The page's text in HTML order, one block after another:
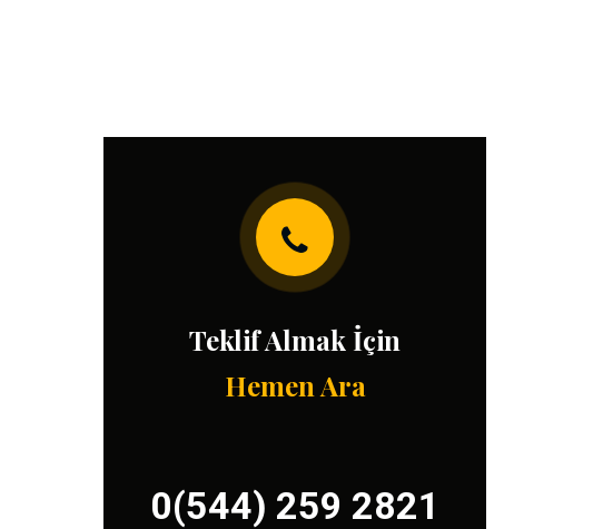
Teklif Almak İçin
Hemen Ara
0(544) 259 2821